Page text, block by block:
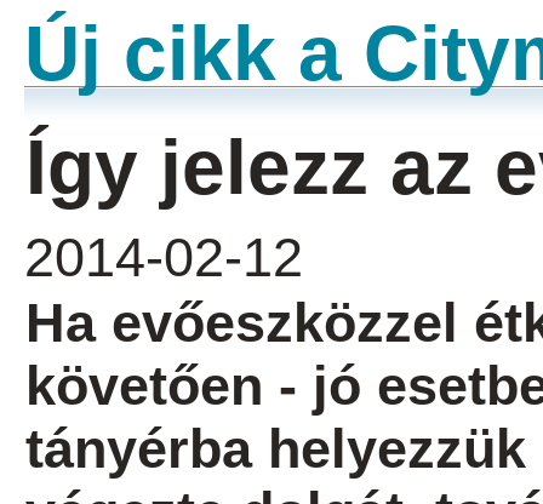
Új cikk a
Így jelezz az
2014-02-12
Ha evőeszközzel
követően - jó
tányérba